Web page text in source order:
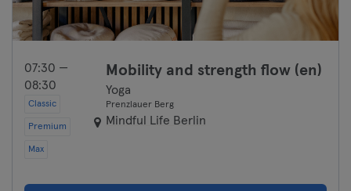
07:30 —
08:30
Classic
Premium
Max
Mobility and strength flow (en)
Yoga
Prenzlauer Berg
Mindful Life Berlin